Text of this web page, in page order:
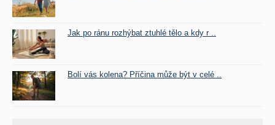
Jak po ránu rozhýbat ztuhlé tělo a kdy r ..
Bolí vás kolena? Příčina může být v celé ..